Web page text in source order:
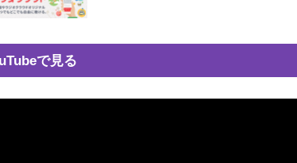
で見る